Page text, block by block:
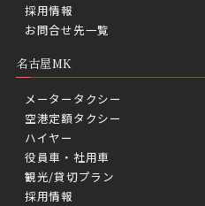
採用情報
お問合せ先一覧
名古屋MK
メータータクシー
空港定額タクシー
ハイヤー
役員車・社用車
観光/貸切プラン
採用情報